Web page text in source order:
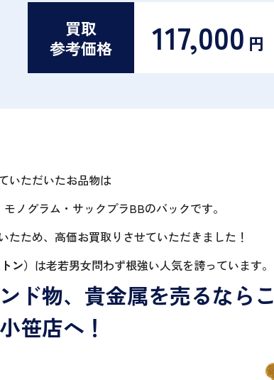
買取
参考価格
117,000 円
いただいたお品物は
ノグラム・サックプラBBのバックです。
たため、高価お買取りさせていただきました！
ン） は老若男女問わず根強い人気を誇っています。
ド物、貴金属を売るならこ
笹店へ！